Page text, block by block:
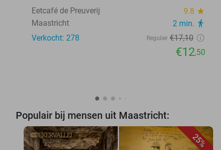
Eetcafé de Preuverij
9.8 star
Maastricht 2 min. directions_walk
Verkocht: 278 Regulier €17,10
€12,50
Populair bij mensen uit Maastricht:
25%